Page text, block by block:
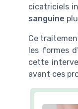
cicatriciels
sanguine
Ce
les formes d’
cette
avant ces